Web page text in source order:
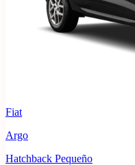
Fiat
Argo
Hatchback Pequeño